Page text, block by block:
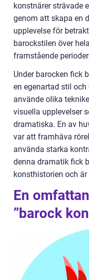
konstnärer strävade
genom att skapa en
upplevelse för
barockstilen över
framstående
Under barocken fick
en egenartad stil
använde olika
visuella upplevelser
dramatiska. En av
var att framhäva
använda starka
denna dramatik fick
konsthistorien och
En
”barock